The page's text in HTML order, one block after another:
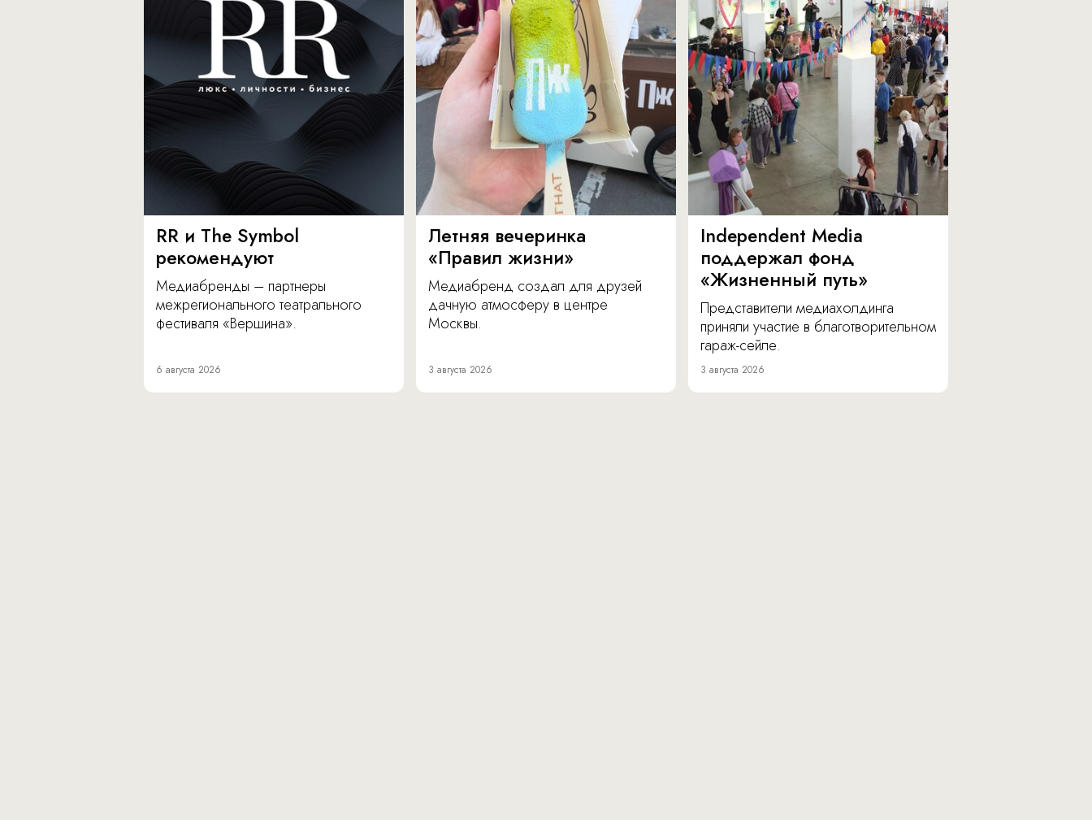
RR и The Symbol
рекомендуют
Медиабренды – партнеры
межрегионального театрального
фестиваля «Вершина».
6 августа 2026
Летняя вечеринка
«Правил жизни»
Медиабренд создал для друзей
дачную атмосферу в центре
Москвы.
3 августа 2026
Independent Media
поддержал фонд
«Жизненный путь»
Представители медиахолдинга
приняли участие в благотворительном
гараж-сейле.
3 августа 2026